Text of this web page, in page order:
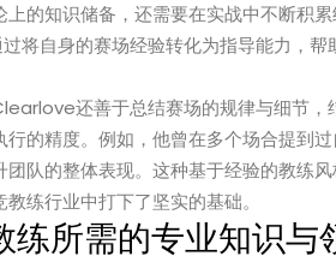
的知识储备，还需要在实战中不断积累
将自身的赛场经验转化为指导能力，帮
还善于总结赛场的规律与细节，
行的精度。例如，他曾在多个场合提到
团队的整体表现。这种基于经验的教练
练行业中打下了坚实的基础。
练所需的专业知识与